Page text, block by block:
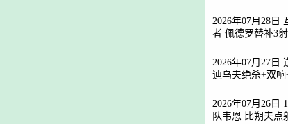
2026年07月28日
者 佩德罗替补3
2026年07月27日
迪乌夫绝杀+双响
2026年07月26日
队韦恩 比朔夫点